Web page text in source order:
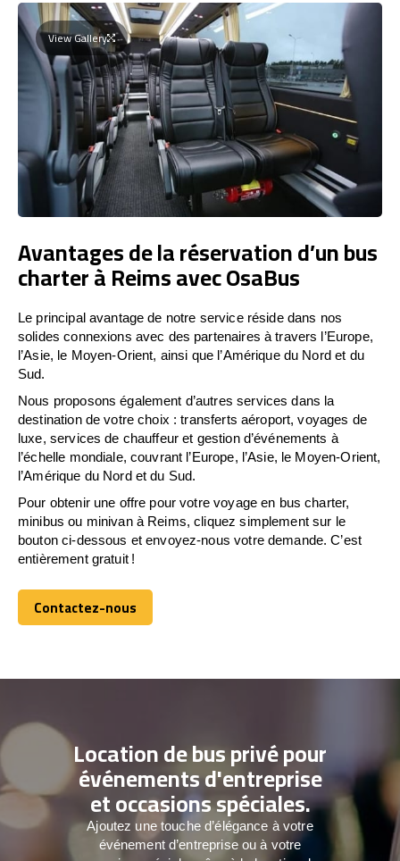
View Gallery
Avantages de la réservation d’un bus
charter à Reims avec OsaBus
Le principal avantage de notre service réside dans nos
solides connexions avec des partenaires à travers l’Europe,
l’Asie, le Moyen-Orient, ainsi que l’Amérique du Nord et du
Sud.
Nous proposons également d’autres services dans la
destination de votre choix : transferts aéroport, voyages de
luxe, services de chauffeur et gestion d’événements à
l’échelle mondiale, couvrant l’Europe, l’Asie, le Moyen-Orient,
l’Amérique du Nord et du Sud.
Pour obtenir une offre pour votre voyage en bus charter,
minibus ou minivan à Reims, cliquez simplement sur le
bouton ci-dessous et envoyez-nous votre demande. C’est
entièrement gratuit !
Contactez-nous
Contactez-nous
Location de bus privé pour
événements d'entreprise
et occasions spéciales.
Ajoutez une touche d’élégance à votre
événement d’entreprise ou à votre